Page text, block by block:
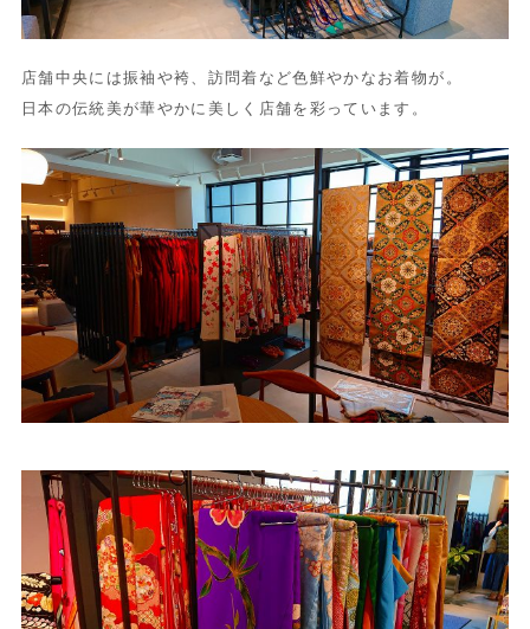
店舗中央には振袖や袴、訪問着など色鮮やかなお着物が。
日本の伝統美が華やかに美しく店舗を彩っています。